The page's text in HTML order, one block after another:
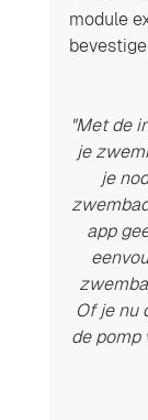
module
"Met de
je
je
app
Of je nu
de pomp